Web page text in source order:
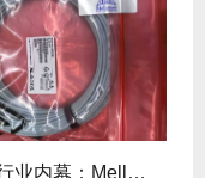
揭秘行业内幕：Mellanox线缆为何比同类产品耐用3倍？